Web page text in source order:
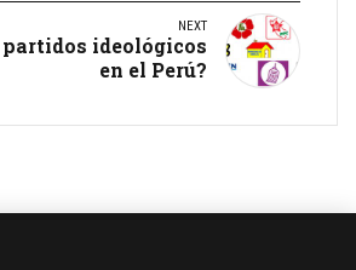
NEXT
partidos ideológicos
en el Perú?